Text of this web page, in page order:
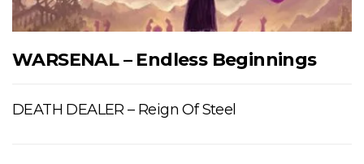
WARSENAL – Endless Beginnings
DEATH DEALER – Reign Of Steel